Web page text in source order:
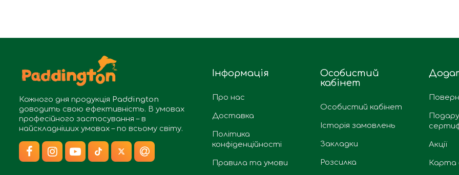
Кожного дня продукція Paddington
доводить свою ефективність. В умовах
професійного застосування – в
найскладніших умовах – по всьому світу.
Інформація
Про нас
Доставка
Політика
конфіденційності
Правила та умови
Особистий
кабінет
Особистий кабінет
Історія замовлень
Закладки
Розсилка
Акції
Карта